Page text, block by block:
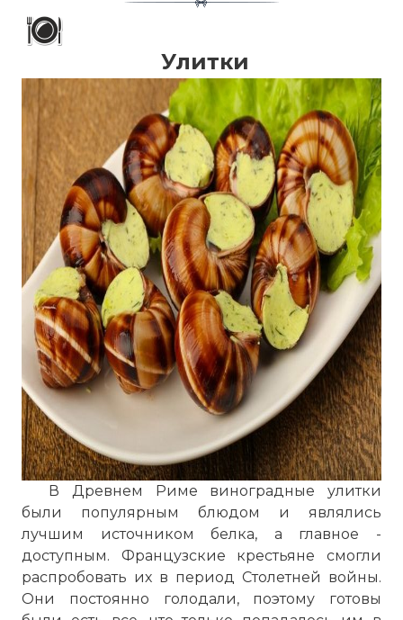
Улитки
В Древнем Риме виноградные улитки
были популярным блюдом и являлись
лучшим источником белка, а главное -
доступным. Французские крестьяне смогли
распробовать их в период Столетней войны.
Они постоянно голодали, поэтому готовы